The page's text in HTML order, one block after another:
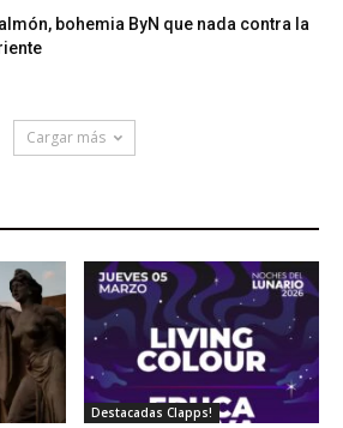
bohemia ByN que nada contra la
Cargar más
Destacadas Clapps!